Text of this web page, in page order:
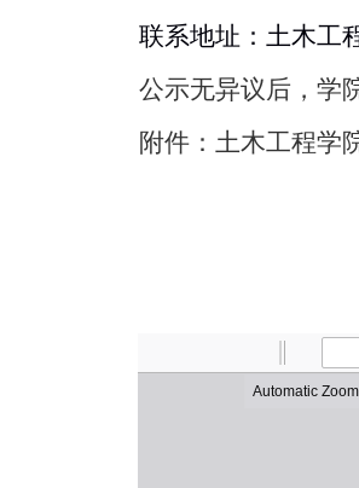
联系地址：土木工
公示无异议后，学
附件：土木工程学